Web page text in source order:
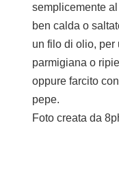
semplicemente
ben calda o
un filo di olio, per
parmigiana o
oppure farcito
pepe.
Foto creata da